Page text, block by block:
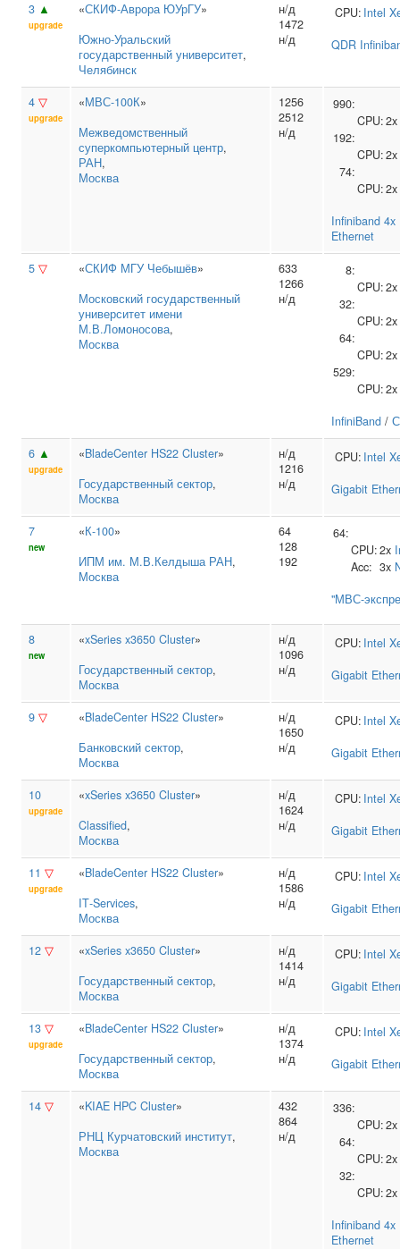
3 ▲
upgrade
«СКИФ-Аврора ЮУрГУ»
Южно‑Уральский
государственный университет,
Челябинск
н/д
1472
н/д
CPU: Intel
QDR
4 ▽
upgrade
«МВС-100К»
Межведомственный
суперкомпьютерный центр,
РАН,
Москва
1256
2512
н/д
990:
CPU:2x
192:
CPU:2x
74:
CPU:2x
Infiniband 4x
Ethernet
5 ▽ «СКИФ МГУ Чебышёв»
Московский государственный
университет имени
М.В.Ломоносова,
Москва
633
1266
н/д
8:
CPU:2x
32:
CPU:2x
64:
CPU:2x
529:
CPU:2x
InfiniBand /
6 ▲
upgrade
«BladeCenter HS22 Cluster»
Государственный сектор,
Москва
н/д
1216
н/д
CPU: Intel
Gigabit
7
new
«К-100»
ИПМ им. М.В.Келдыша РАН,
Москва
64
128
192
64:
CPU:2x
Acc: 3x
"МВС-
8
new
«xSeries x3650 Cluster»
Государственный сектор,
Москва
н/д
1096
н/д
CPU: Intel
Gigabit
9 ▽ «BladeCenter HS22 Cluster»
Банковский сектор,
Москва
н/д
1650
н/д
CPU: Intel
Gigabit
10
upgrade
«xSeries x3650 Cluster»
Classified,
Москва
н/д
1624
н/д
CPU: Intel
Gigabit
11 ▽
upgrade
«BladeCenter HS22 Cluster»
IT‑Services,
Москва
н/д
1586
н/д
CPU: Intel
Gigabit
12 ▽ «xSeries x3650 Cluster»
Государственный сектор,
Москва
н/д
1414
н/д
CPU: Intel
Gigabit
13 ▽
upgrade
«BladeCenter HS22 Cluster»
Государственный сектор,
Москва
н/д
1374
н/д
CPU: Intel
Gigabit
14 ▽ «KIAE HPC Cluster»
РНЦ Курчатовский институт,
Москва
432
864
н/д
336:
CPU:2x
64:
CPU:2x
32:
CPU:2x
Infiniband 4x
Ethernet